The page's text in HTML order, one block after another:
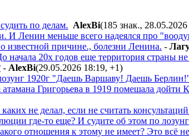
по делам. AlexBi(185 знак., 28.05.2026
Ленин меньше всего надеялся про
известной причине., болезни Ленина. -
20х годов еще территория страны
- AlexBi(29.05.2026 18:19, +1)
1920г "Даешь Варшаву! Даешь
Григорьева в 1919 помешала дойти
не делал, если не считать
где-то еще? И судите об этом по
отношения к этому не имеет? Это всё